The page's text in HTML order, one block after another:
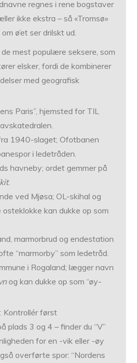
regnes i rene bogstaver
ikke ekstra – så «Tromsø»
ø’et ser drilskt ud.
mest populære seksere, som
elsker, fordi de kombinerer
med geografisk
Paris”, hjemsted for TIL
1940-slaget; Ofotbanen
i ledetråden.
havneby; ordet gemmer på
.
ved Mjøsa; OL-skihal og
kan dukke op som
marmorbrud og endestation
“marmorby” som ledetråd.
i Rogaland; lægger navn
og kan dukke op som “øy-
Kontrollér først
plads 3 og 4 – finder du “V”
for en ­-vik eller ­-øy
overførte spor: “Nordens